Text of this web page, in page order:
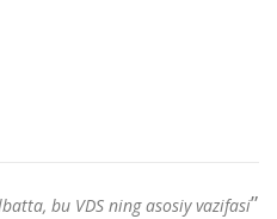
bu VDS ning asosiy vazifasi”